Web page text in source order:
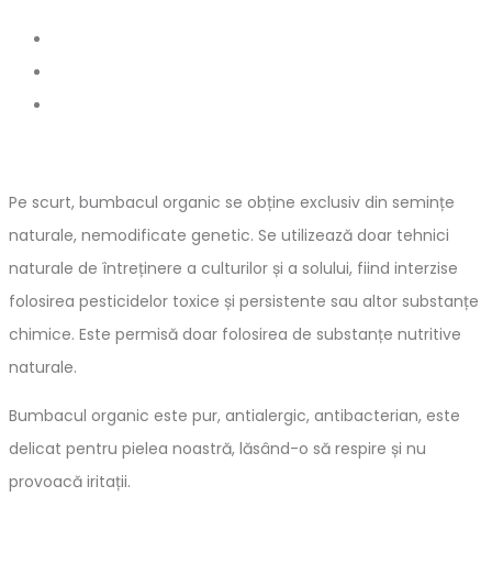
Pe scurt, bumbacul organic se obține exclusiv din semințe
naturale, nemodificate genetic. Se utilizează doar tehnici
naturale de întreținere a culturilor și a solului, fiind interzise
folosirea pesticidelor toxice și persistente sau altor substanțe
chimice. Este permisă doar folosirea de substanțe nutritive
naturale.
Bumbacul organic este pur, antialergic, antibacterian, este
delicat pentru pielea noastră, lăsând-o să respire și nu
provoacă iritații.